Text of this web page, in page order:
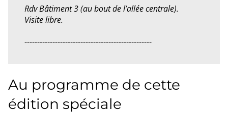
Rdv Bâtiment 3 (au bout de l’allée centrale).
Visite libre.
--------------------------------------------------
Au programme de cette
édition spéciale